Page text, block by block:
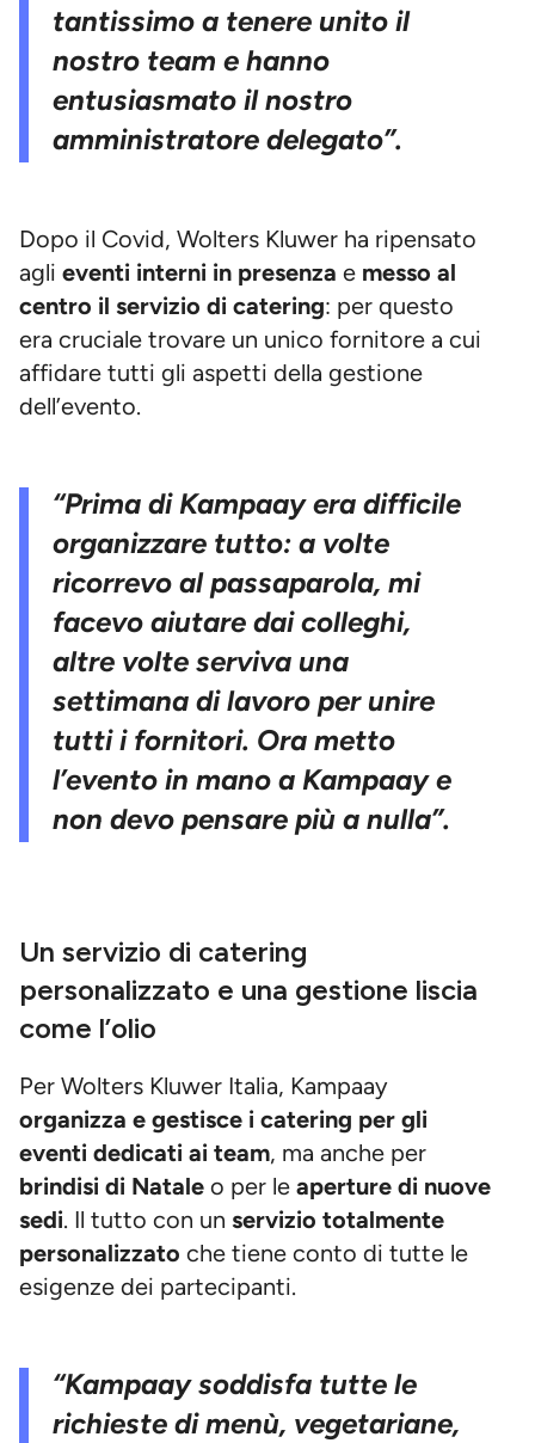
tantissimo a tenere unito il
nostro team e hanno
entusiasmato il nostro
amministratore delegato”.
Dopo il Covid, Wolters Kluwer ha ripensato
agli eventi interni in presenza e messo al
centro il servizio di catering: per questo
era cruciale trovare un unico fornitore a cui
affidare tutti gli aspetti della gestione
dell’evento.
“Prima di Kampaay era difficile
organizzare tutto: a volte
ricorrevo al passaparola, mi
facevo aiutare dai colleghi,
altre volte serviva una
settimana di lavoro per unire
tutti i fornitori. Ora metto
l’evento in mano a Kampaay e
non devo pensare più a nulla”.
Un servizio di catering
personalizzato e una gestione liscia
come l’olio
Per Wolters Kluwer Italia, Kampaay
organizza e gestisce i catering per gli
eventi dedicati ai team, ma anche per
brindisi di Natale o per le aperture di nuove
sedi. Il tutto con un servizio totalmente
personalizzato che tiene conto di tutte le
esigenze dei partecipanti.
“Kampaay soddisfa tutte le
richieste di menù, vegetariane,